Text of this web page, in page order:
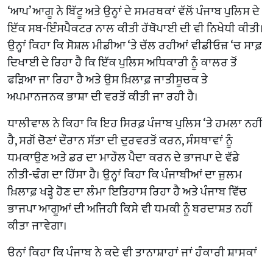
‘ਆਪ’ ਆਗੂ ਨੇ ਬਿੱਟੂ ਅਤੇ ਉਨ੍ਹਾਂ ਦੇ ਸਮਰਥਕਾਂ ਵੱਲੋਂ ਪੰਜਾਬ ਪੁਲਿਸ ਦੇ
ਇੱਕ ਸਬ-ਇੰਸਪੈਕਟਰ ਨਾਲ ਕੀਤੀ ਹੱਥੋਪਾਈ ਦੀ ਵੀ ਨਿਖੇਧੀ ਕੀਤੀ।
ਉਨ੍ਹਾਂ ਕਿਹਾ ਕਿ ਸੋਸ਼ਲ ਮੀਡੀਆ ‘ਤੇ ਚੱਲ ਰਹੀਆਂ ਵੀਡੀਓਜ਼ ‘ਚ ਸਾਫ਼
ਦਿਖਾਈ ਦੇ ਰਿਹਾ ਹੈ ਕਿ ਇੱਕ ਪੁਲਿਸ ਅਧਿਕਾਰੀ ਨੂੰ ਕਾਲਰ ਤੋਂ
ਫੜਿਆ ਜਾ ਰਿਹਾ ਹੈ ਅਤੇ ਉਸ ਖ਼ਿਲਾਫ਼ ਜਾਤੀਸੂਚਕ ਤੇ
ਅਪਮਾਨਜਨਕ ਭਾਸ਼ਾ ਦੀ ਵਰਤੋਂ ਕੀਤੀ ਜਾ ਰਹੀ ਹੈ।
ਧਾਲੀਵਾਲ ਨੇ ਕਿਹਾ ਕਿ ਇਹ ਸਿਰਫ਼ ਪੰਜਾਬ ਪੁਲਿਸ ‘ਤੇ ਹਮਲਾ ਨਹੀਂ
ਹੈ, ਸਗੋਂ ਚੋਣਾਂ ਦੌਰਾਨ ਸੱਤਾ ਦੀ ਦੁਰਵਰਤੋਂ ਕਰਨ, ਸੰਸਥਾਵਾਂ ਨੂੰ
ਧਮਕਾਉਣ ਅਤੇ ਡਰ ਦਾ ਮਾਹੌਲ ਪੈਦਾ ਕਰਨ ਦੇ ਭਾਜਪਾ ਦੇ ਵੱਡੇ
ਨੀਤੀ-ਢੰਗ ਦਾ ਹਿੱਸਾ ਹੈ। ਉਨ੍ਹਾਂ ਕਿਹਾ ਕਿ ਪੰਜਾਬੀਆਂ ਦਾ ਜ਼ੁਲਮ
ਖ਼ਿਲਾਫ਼ ਖੜ੍ਹੇ ਹੋਣ ਦਾ ਲੰਮਾ ਇਤਿਹਾਸ ਰਿਹਾ ਹੈ ਅਤੇ ਪੰਜਾਬ ਵਿੱਚ
ਭਾਜਪਾ ਆਗੂਆਂ ਦੀ ਅਜਿਹੀ ਕਿਸੇ ਵੀ ਧਮਕੀ ਨੂੰ ਬਰਦਾਸ਼ਤ ਨਹੀਂ
ਕੀਤਾ ਜਾਵੇਗਾ।
ਉਨ੍ਹਾਂ ਕਿਹਾ ਕਿ ਪੰਜਾਬ ਨੇ ਕਦੇ ਵੀ ਤਾਨਾਸ਼ਾਹਾਂ ਜਾਂ ਹੰਕਾਰੀ ਸ਼ਾਸਕਾਂ